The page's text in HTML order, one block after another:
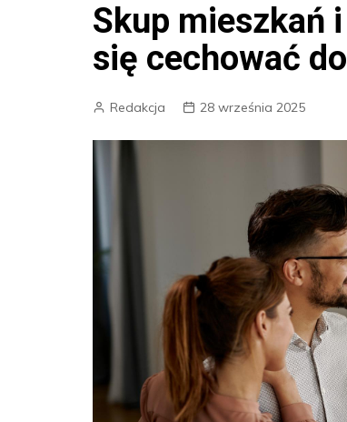
Skup mieszkań
się cechować
Redakcja 28 września 2025